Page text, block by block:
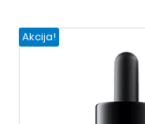
Akcija!